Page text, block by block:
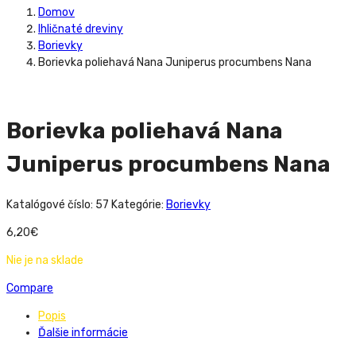
Domov
Ihličnaté dreviny
Borievky
Borievka poliehavá Nana Juniperus procumbens Nana
Borievka poliehavá Nana
Juniperus procumbens Nana
Katalógové číslo: 57 Kategórie: Borievky
6,20€
Nie je na sklade
Compare
Popis
Ďalšie informácie